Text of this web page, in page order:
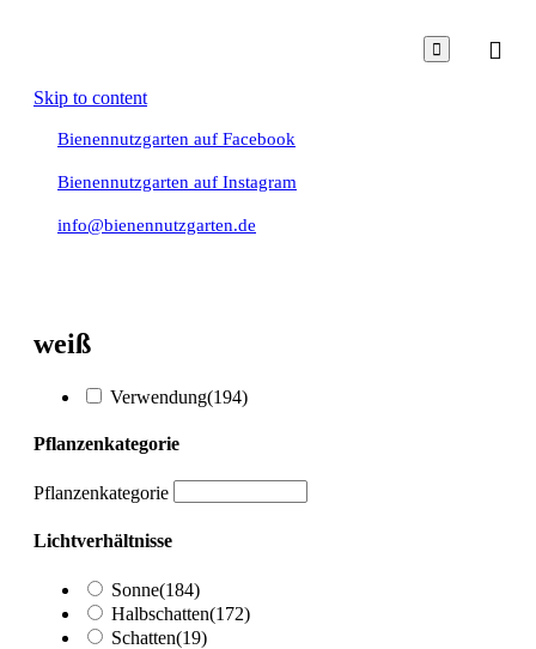

Skip to content
Bienennutzgarten auf Facebook
Bienennutzgarten auf Instagram
info@bienennutzgarten.de
weiß
Verwendung(194)
Pflanzenkategorie
Pflanzenkategorie
Lichtverhältnisse
Sonne(184)
Halbschatten(172)
Schatten(19)